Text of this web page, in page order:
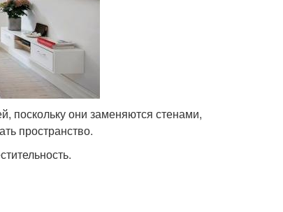
поскольку они заменяются стенами,
пространство.